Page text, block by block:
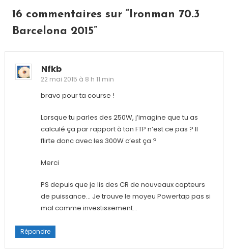
l’article
16 commentaires sur “Ironman 70.3
Barcelona 2015”
Nfkb
22 mai 2015 à 8 h 11 min
bravo pour ta course !
Lorsque tu parles des 250W, j’imagine que tu as
calculé ça par rapport à ton FTP n’est ce pas ? Il
flirte donc avec les 300W c’est ça ?
Merci
PS depuis que je lis des CR de nouveaux capteurs
de puissance… Je trouve le moyeu Powertap pas si
mal comme investissement…
Répondre